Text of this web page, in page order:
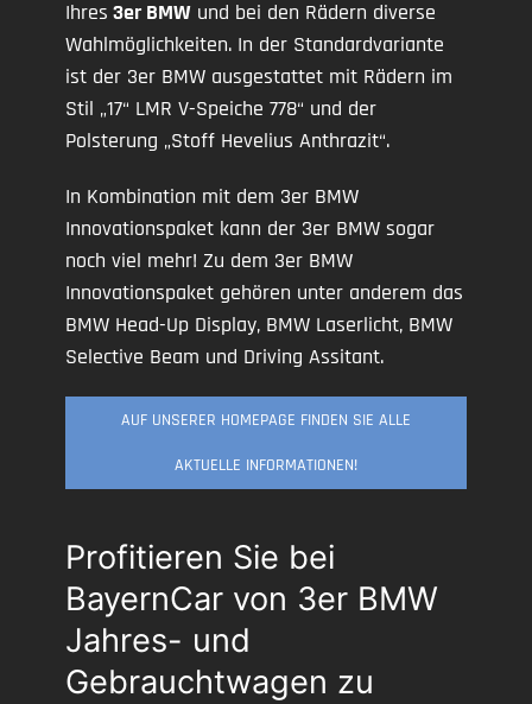
Ihres 3er BMW und bei den Rädern diverse
Wahlmöglichkeiten. In der Standardvariante
ist der 3er BMW ausgestattet mit Rädern im
Stil „17“ LMR V-Speiche 778“ und der
Polsterung „Stoff Hevelius Anthrazit“.
In Kombination mit dem 3er BMW
Innovationspaket kann der 3er BMW sogar
noch viel mehr! Zu dem 3er BMW
Innovationspaket gehören unter anderem das
BMW Head-Up Display, BMW Laserlicht, BMW
Selective Beam und Driving Assitant.
AUF UNSERER HOMEPAGE FINDEN SIE ALLE
AKTUELLE INFORMATIONEN!
Profitieren Sie bei
BayernCar von 3er BMW
Jahres- und
Gebrauchtwagen zu